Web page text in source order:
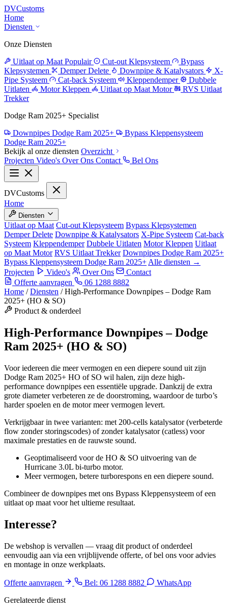
DVCustoms
Home
Diensten
Onze Diensten
Uitlaat op Maat Populair Cut-out Klepsysteem
Bypass
Klepsystemen
Demper Delete Downpipe & Katalysators
X-
Pipe Systeem
Cat-back Systeem Kleppendemper
Dubbele
Uitlaten
Motor Kleppen Uitlaat op Maat Motor
RVS Uitlaat
Trekker
Dodge Ram 2025+ Specialist
Downpipes Dodge Ram 2025+
Bypass Kleppensysteem
Dodge Ram 2025+
Bekijk al onze diensten Overzicht
Projecten Video's Over Ons Contact Bel Ons
DVCustoms
Home
Diensten
Uitlaat op Maat Cut-out Klepsysteem Bypass Klepsystemen
Demper Delete Downpipe & Katalysators X-Pipe Systeem Cat-back
Systeem Kleppendemper Dubbele Uitlaten Motor Kleppen Uitlaat
op Maat Motor RVS Uitlaat Trekker Downpipes Dodge Ram 2025+
Bypass Kleppensysteem Dodge Ram 2025+ Alle diensten →
Projecten
Video's Over Ons
Contact
Offerte aanvragen
06 1288 8882
Home / Diensten / High-Performance Downpipes – Dodge Ram
2025+ (HO & SO)
Product & onderdeel
High-Performance Downpipes – Dodge
Ram 2025+ (HO & SO)
Voor iedereen die meer vermogen en een diepere sound uit zijn
Dodge Ram 2025+ HO of SO wil halen, zijn deze high-
performance downpipes een essentiële upgrade. Dankzij de extra
grote diameter verbeteren ze de doorstroming, waardoor de turbo’s
harder spoelen en de motor meer vermogen levert.
Verkrijgbaar in twee varianten: met 200-cells katalysator (verbeterde
flow zonder storingscodes) of zonder katalysator (catless) voor
maximale prestaties en de rauwste sound.
Geoptimaliseerd voor de HO & SO uitvoering van de
Hurricane 3.0L bi-turbo motor.
Meer vermogen, betere turborespons en een diepere sound.
Combineer de downpipes met ons Bypass Kleppensysteem of een
uitlaat op maat voor het ultieme resultaat.
Interesse?
De webshop is vervallen — vraag dit product of onderdeel
eenvoudig aan via een vrijblijvende offerte, of bel ons voor advies
en montage in onze werkplaats.
Offerte aanvragen Bel: 06 1288 8882
WhatsApp
Gerelateerde dienst